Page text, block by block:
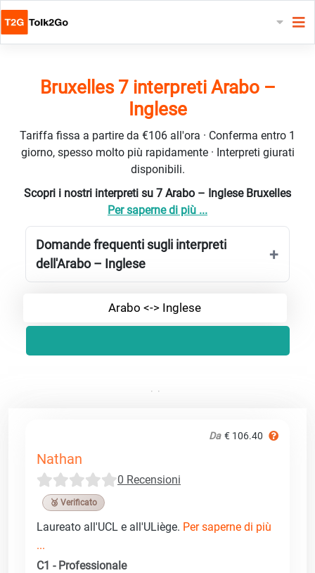
Bruxelles 7 interpreti Arabo –
Inglese
Tariffa fissa a partire da €106 all'ora · Conferma entro 1
giorno, spesso molto più rapidamente · Interpreti giurati
disponibili.
Scopri i nostri interpreti su 7 Arabo – Inglese Bruxelles
Per saperne di più ...
Domande frequenti sugli interpreti
dell'Arabo – Inglese
Arabo <-> Inglese
Da € 106.40
Nathan
0 Recensioni
🥉 Verificato
Laureato all'UCL e all'ULiège. Per saperne di più
...
C1 - Professionale